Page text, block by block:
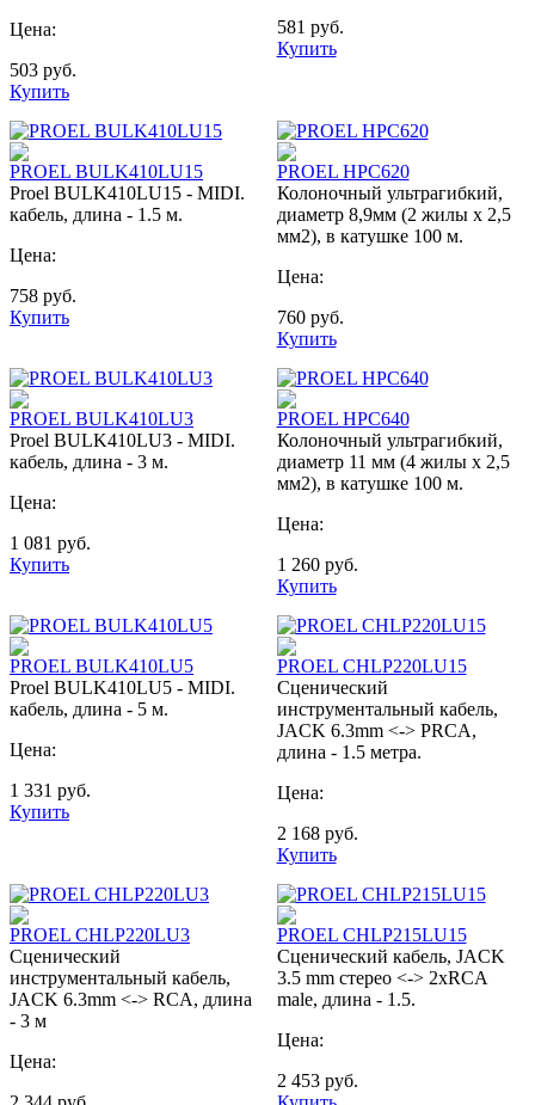
Цена:
503 руб.
Купить
581 руб.
Купить
PROEL BULK410LU15
Proel BULK410LU15 - MIDI.
кабель, длина - 1.5 м.
Цена:
758 руб.
Купить
PROEL HPC620
Колоночный ультрагибкий,
диаметр 8,9мм (2 жилы х 2,5
мм2), в катушке 100 м.
Цена:
760 руб.
Купить
PROEL BULK410LU3
Proel BULK410LU3 - MIDI.
кабель, длина - 3 м.
Цена:
1 081 руб.
Купить
PROEL HPC640
Колоночный ультрагибкий,
диаметр 11 мм (4 жилы х 2,5
мм2), в катушке 100 м.
Цена:
1 260 руб.
Купить
PROEL BULK410LU5
Proel BULK410LU5 - MIDI.
кабель, длина - 5 м.
Цена:
1 331 руб.
Купить
PROEL CHLP220LU15
Сценический
инструментальный кабель,
JACK 6.3mm <-> PRCA,
длина - 1.5 метра.
Цена:
2 168 руб.
Купить
PROEL CHLP220LU3
Сценический
инструментальный кабель,
JACK 6.3mm <-> RCA, длина
- 3 м
Цена:
PROEL CHLP215LU15
Сценический кабель, JACK
3.5 mm стерео <-> 2хRCA
male, длина - 1.5.
Цена:
2 453 руб.